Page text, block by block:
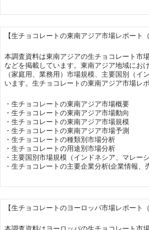
【生チョコレートの東南アジア市場レポート
本調査資料は東南アジアの生チョコレート市
などを掲載しています。東南アジア地域にお
（家庭用、業務用）市場規模、主要国別（
います。生チョコレートの東南アジア市場レ
・生チョコレートの東南アジア市場概要
・生チョコレートの東南アジア市場動向
・生チョコレートの東南アジア市場規模
・生チョコレートの東南アジア市場予測
・生チョコレートの種類別市場分析
・生チョコレートの用途別市場分析
・主要国別市場規模（インドネシア、マレー
・生チョコレートの主要企業分析(企業情報、
【生チョコレートのヨーロッパ市場レポート
本調査資料はヨーロッパの生チョコレート市